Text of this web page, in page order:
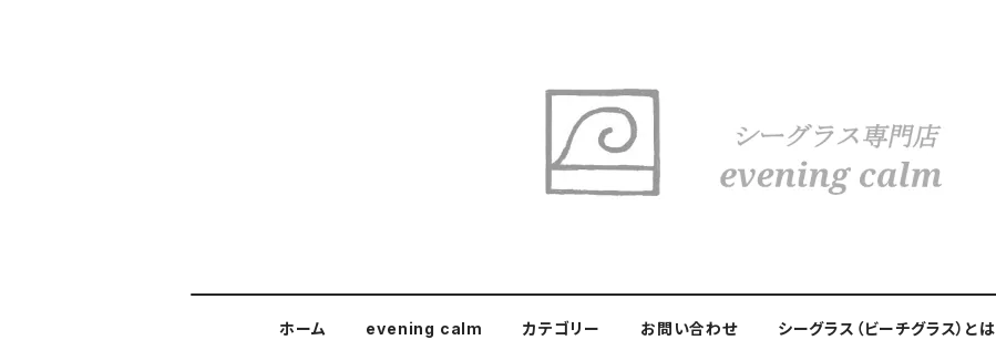
ホーム evening calm カテゴリー お問い合わせ シーグラス（ビーチグラス）とは